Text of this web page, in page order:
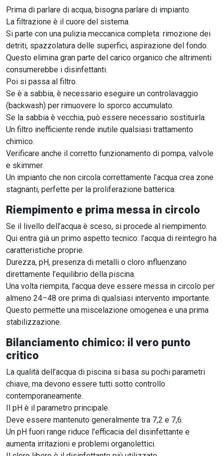
Prima di parlare di acqua, bisogna parlare di impianto.
La filtrazione è il cuore del sistema.
Si parte con una pulizia meccanica completa: rimozione dei
detriti, spazzolatura delle superfici, aspirazione del fondo.
Questo elimina gran parte del carico organico che altrimenti
consumerebbe i disinfettanti.
Poi si passa al filtro.
Se è a sabbia, è necessario eseguire un controlavaggio
(backwash) per rimuovere lo sporco accumulato.
Se la sabbia è vecchia, può essere necessario sostituirla.
Un filtro inefficiente rende inutile qualsiasi trattamento
chimico.
Verificare anche il corretto funzionamento di pompa, valvole
e skimmer.
Un impianto che non circola correttamente l’acqua crea zone
stagnanti, perfette per la proliferazione batterica.
Riempimento e prima messa in circolo
Se il livello dell’acqua è sceso, si procede al riempimento.
Qui entra già un primo aspetto tecnico: l’acqua di reintegro ha
caratteristiche proprie.
Durezza, pH, presenza di metalli o cloro influenzano
direttamente l’equilibrio della piscina.
Una volta riempita, l’acqua deve essere messa in circolo per
almeno 24–48 ore prima di qualsiasi intervento importante.
Questo permette una miscelazione omogenea e una prima
stabilizzazione.
Bilanciamento chimico: il vero punto
critico
La qualità dell’acqua di piscina si basa su pochi parametri
chiave, ma devono essere tutti sotto controllo
contemporaneamente.
Il pH è il parametro principale.
Deve essere mantenuto generalmente tra 7,2 e 7,6.
Un pH fuori range riduce l’efficacia del disinfettante e
aumenta irritazioni e problemi organolettici.